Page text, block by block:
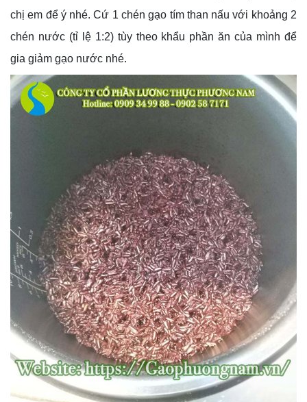
chị em để ý nhé. Cứ 1 chén gạo tím than nấu với khoảng 2
chén nước (tỉ lệ 1:2) tùy theo khẩu phần ăn của mình để
gia giảm gạo nước nhé.